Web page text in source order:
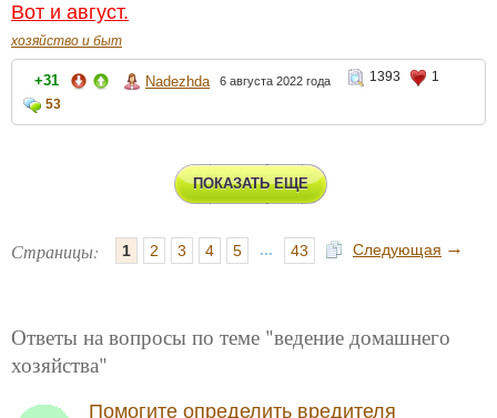
Вот и август.
хозяйство и быт
+31 Nadezhda 6 августа 2022 года 1393
1
53
ПОКАЗАТЬ ЕЩЕ
Страницы: 1 2 3 4 5 ... 43 Следующая →
Ответы на вопросы по теме "ведение домашнего
хозяйства"
Помогите определить вредителя